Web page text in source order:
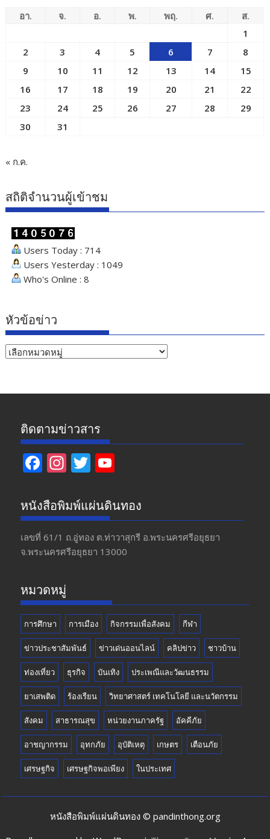
อา. จ. อ. พ. พฤ. ศ.
ส.
1
2
3 4 5 6 7
8
9
10 11 12 13 14
15
16
17 18 19 20 21
22
23
24 25 26 27 28
29
30
31
« ก.ค.
สถิติจำนวนผู้เข้าชม
Users Today : 714
Users Yesterday : 1049
Who's Online : 8
หัวข้อข่าว
หัวข้อ
ติดตามข่าวสาร
F
e
b
o
o
In
a
gr
a
m
T
itt
er
u
T
u
b
หนังสือพิมพ์แผ่นดินทอง
เลขที่ 61/1 ถ.อู่ทอง​ ต.​ท่าวาสุกรี​ อ.พระนครศรีอยุธยา​
จ.พระนครศรีอยุธยา 13000
หมวดหมู่
การศึกษา การเมือง กิจกรรมเพื่อสังคม กีฬา
ข่าวประชาสัมพันธ์ ข่าวเด่นออนไลน์ คลิปข่าว ชาวบ้าน
ท่องเที่ยว ธุรกิจ บันเทิง ประเพณีและวัฒนธรรม
ยาเสพติด ร้องเรียน วิทยาศาสตร์ เทคโนโลยี และนวัตกรรม
สังคม สาธารณสุข หน่วยงานภาครัฐ อัคคีภัย
อาชญากรรม อุทกภัย อุบัติเหตุ เกษตร เตือนภัย
เศรษฐกิจ เศรษฐกิจพอเพียง ในประเทศ
หนังสือพิมพ์แผ่นดินทอง © pandinthong.org